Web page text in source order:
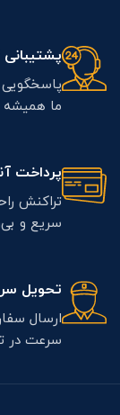
پشتیبانی 7/24.
ما
پرداخت
تراکنش
سریع و
تحویل
سرعت در